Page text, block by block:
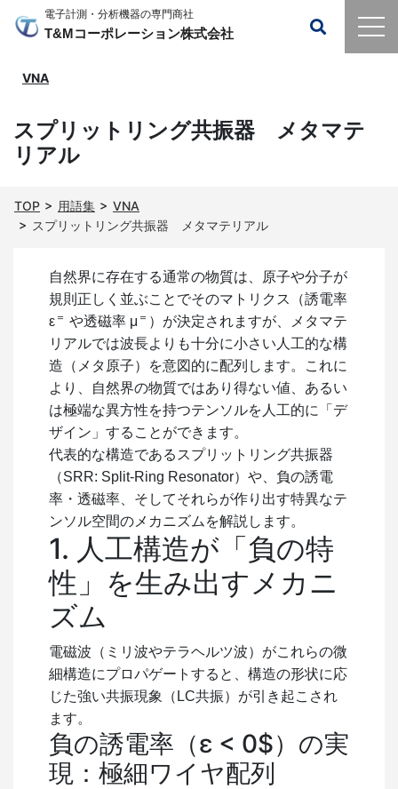
電子計測・分析機器の専門商社
T&Mコーポレーション株式会社
VNA
スプリットリング共振器 メタマテ
リアル
TOP 用語集
VNA
スプリットリング共振器 メタマテリアル
自然界に存在する通常の物質は、原子や分子が
規則正しく並ぶことでそのマトリクス（誘電率
ε ＝ や透磁率 μ ＝ ）が決定されますが、メタマテ
リアルでは波長よりも十分に小さい人工的な構
造（メタ原子）を意図的に配列します。これに
より、自然界の物質ではあり得ない値、あるい
は極端な異方性を持つテンソルを人工的に「デ
ザイン」することができます。
代表的な構造であるスプリットリング共振器
（SRR: Split-Ring Resonator）や、負の誘電
率・透磁率、そしてそれらが作り出す特異なテ
ンソル空間のメカニズムを解説します。
1. 人工構造が「負の特
性」を生み出すメカニ
ズム
電磁波（ミリ波やテラヘルツ波）がこれらの微
細構造にプロパゲートすると、構造の形状に応
じた強い共振現象（LC共振）が引き起こされ
ます。
負の誘電率（ε < 0$）の実
現：極細ワイヤ配列